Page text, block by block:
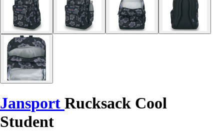
Jansport Rucksack Cool
Student